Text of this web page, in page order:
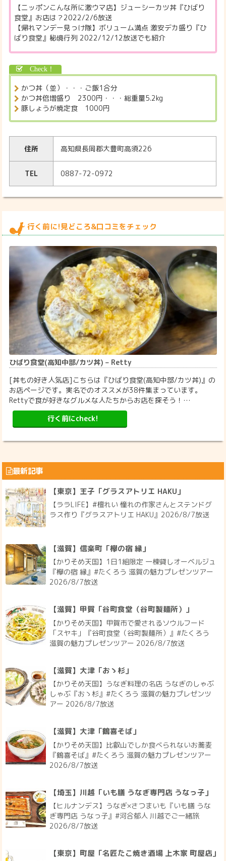
【ニッポンこんな所に激ウマ店】ジューシーカツ丼『ひばり
食堂』お店は？2022/2/6放送
【帰れマンデー見っけ隊】ボリューム満点 激安デカ盛り『ひ
ばり食堂』秘境行列 2022/12/12放送でも紹介
かつ丼（並）・・・ご飯1合分
かつ丼倍増盛り 2300円・・・総重量5.2kg
豚しょうが焼定食 1000円
住所 高知県長岡郡大豊町高須226
TEL 0887-72-0972
行く前に!見どころ&口コミをチェック
ひばり食堂(高知中部/カツ丼) – Retty
[丼もの好き人気店]こちらは『ひばり食堂(高知中部/カツ丼)』の
お店ページです。実名でのオススメが38件集まっています。
Rettyで食が好きなグルメな人たちからお店を探そう！…
行く前にcheck!
最新記事
【東京】王子「グラスアトリエ HAKU」
【ララLIFE】#檀れい 憧れの作家さんとステンドグ
ラス作り『グラスアトリエ HAKU』2026/8/7放送
【滋賀】信楽町「欅の宿 縁」
【かりそめ天国】1日1組限定 一棟貸しオーベルジュ
『欅の宿 縁』#たくろう 滋賀の魅力プレゼンツアー
2026/8/7放送
【滋賀】甲賀「谷町食堂（谷町製麺所）」
【かりそめ天国】甲賀市で愛されるソウルフード
「スヤキ」『谷町食堂（谷町製麺所）』#たくろう
滋賀の魅力プレゼンツアー 2026/8/7放送
【滋賀】大津「おゝ杉」
【かりそめ天国】うなぎ料理の名店 うなぎのしゃぶ
しゃぶ『おゝ杉』#たくろう 滋賀の魅力プレゼンツ
アー 2026/8/7放送
【滋賀】大津「鶴喜そば」
【かりそめ天国】比叡山でしか食べられないお蕎麦
『鶴喜そば』#たくろう 滋賀の魅力プレゼンツアー
2026/8/7放送
【埼玉】川越「いも膳 うなぎ専門店 うなっ子」
【ヒルナンデス】うなぎ×さつまいも『いも膳 うな
ぎ専門店 うなっ子』#河合郁人 川越でご一緒旅
2026/8/7放送
【東京】町屋「名匠たこ焼き酒場 上木家 町屋店」